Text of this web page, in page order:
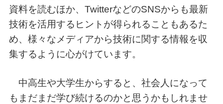
資料を読むほか、TwitterなどのSNSからも最新
技術を活用するヒントが得られることもあるた
め、様々なメディアから技術に関する情報を収
集するように心がけています。
中高生や大学生からすると、社会人になって
もまだまだ学び続けるのかと思うかもしれませ